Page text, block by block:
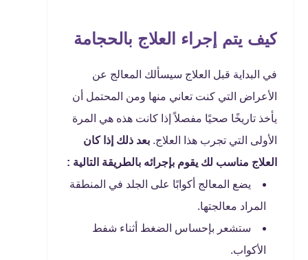
كيف يتم إجراء العلاج بالحجامة
في البداية قبل العلاج سيسألك المعالج عن
الأعراض التي كنت تعاني منها ومن المحتمل أن
يأخذ تاريخًا صحيًا مفصلاً إذا كانت هذه هي المرة
الأولى التي تجرب هذا العلاج. بعد ذلك إذا كان
العلاج مناسب لك يقوم بإجرائه بالطريقة التالية :
يضع المعالج أكوابًا على الجلد في المنطقة
المراد معالجتها.
ستشعر بإحساس الضغط أثناء شفط
الأكواب.